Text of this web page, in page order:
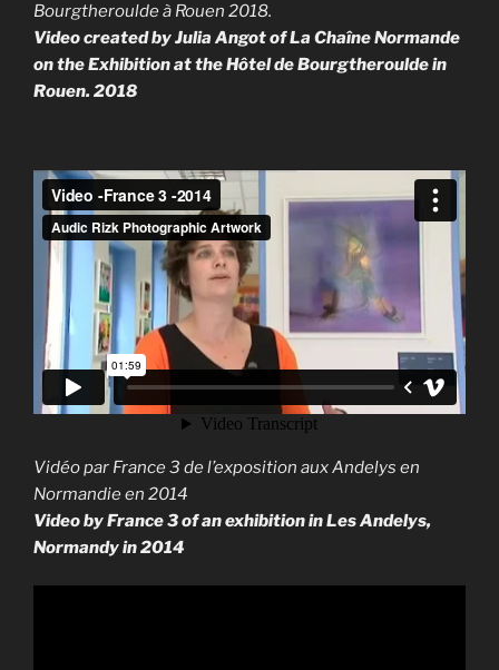
Bourgtheroulde à Rouen 2018.
Video created by Julia Angot of La Chaîne Normande
on the Exhibition at the Hôtel de Bourgtheroulde in
Rouen. 2018
Vidéo par France 3 de l’exposition aux Andelys en
Normandie en 2014
Video by France 3 of an exhibition in Les Andelys,
Normandy in 2014